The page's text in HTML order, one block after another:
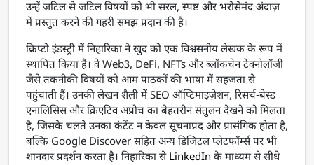
उन्हें जटिल से जटिल विषयों को भी सरल, स्पष्ट और भरोसेमंद अंदाज़
में प्रस्तुत करने की गहरी समझ प्रदान की है।
क्रिप्टो इंडस्ट्री में निहारिका ने खुद को एक विश्वसनीय लेखक के रूप में
स्थापित किया है। वे Web3, DeFi, NFTs और ब्लॉकचेन टेक्नोलॉजी
जैसे तकनीकी विषयों को आम पाठकों की भाषा में सहजता से
पहुंचाती हैं। उनकी लेखन शैली में SEO ऑप्टिमाइज़ेशन, रिसर्च-बेस्ड
एनालिसिस और क्रिएटिव अप्रोच का बेहतरीन संतुलन देखने को मिलता
है, जिसके चलते उनका कंटेंट न केवल सूचनाप्रद और प्रासंगिक होता है,
बल्कि Google Discover सहित अन्य डिजिटल प्लेटफॉर्म्स पर भी
शानदार प्रदर्शन करता है। निहारिका से LinkedIn के माध्यम से सीधे